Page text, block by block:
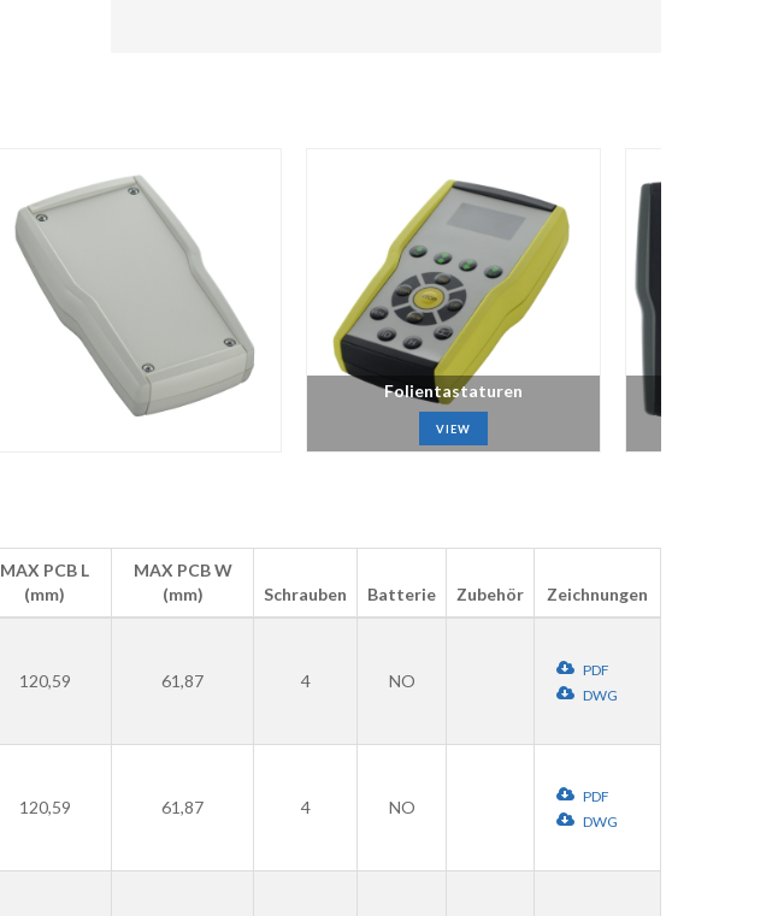
Folientastaturen
VIEW
MAX PCB L
(mm)
MAX PCB W
(mm)
Schrauben Batterie Zubehör Zeichnungen
120,59 61,87 4 NO
PDF
DWG
120,59 61,87 4 NO
PDF
DWG